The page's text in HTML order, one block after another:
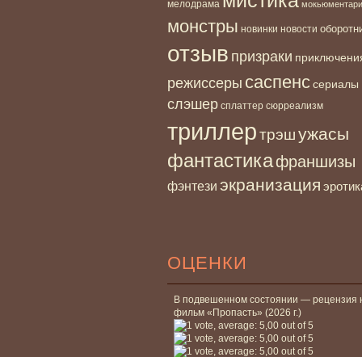
мелодрама мокьюментари
монстры новинки новости
отзыв призраки
режиссеры саспенссериалы
слэшер сплаттер сюрреализм
триллертрэшужасы
фантастикафраншизы
фэнтези экранизация
ОЦЕНКИ
В подвешенном состоянии — рецензия
фильм «Пропасть» (2026 г.)